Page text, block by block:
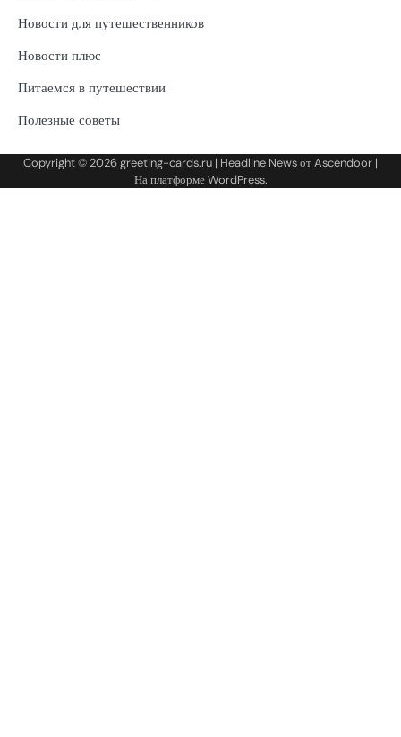
Новости для путешественников
Новости плюс
Питаемся в путешествии
Полезные советы
Copyright © 2026greeting-cards.ru | Headline News отAscendoor |
На платформеWordPress.